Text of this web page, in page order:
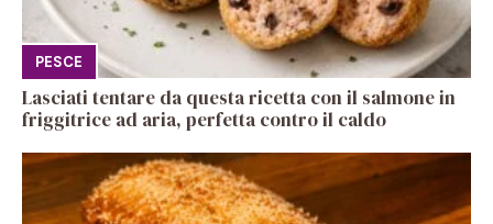
PESCE
Lasciati tentare da questa ricetta con il salmone in
friggitrice ad aria, perfetta contro il caldo